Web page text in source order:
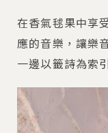
在香氣毬果中享
應的音樂，讓樂
一邊以籤詩為索